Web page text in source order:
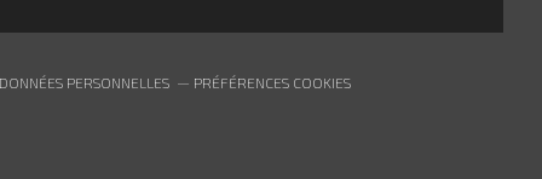
PERSONNELLES PRÉFÉRENCES COOKIES